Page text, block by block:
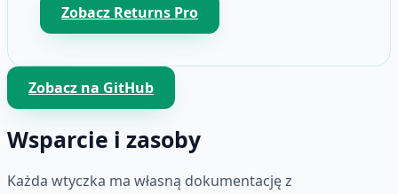
Zobacz Returns Pro
Zobacz na GitHub
Wsparcie i zasoby
Każda wtyczka ma własną dokumentację z